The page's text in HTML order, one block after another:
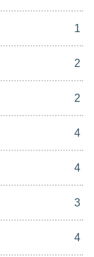
1
2
2
4
4
3
4